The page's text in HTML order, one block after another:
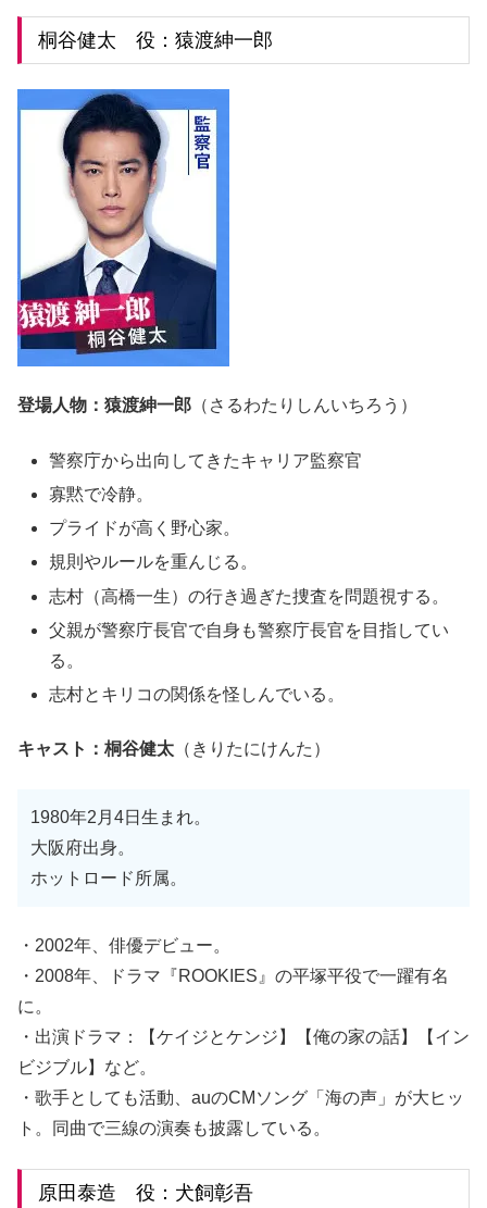
桐谷健太 役：猿渡紳一郎
登場人物：猿渡紳一郎 （さるわたりしんいちろう）
警察庁から出向してきたキャリア監察官
寡黙で冷静。
プライドが高く野心家。
規則やルールを重んじる。
志村（高橋一生）の行き過ぎた捜査を問題視する。
父親が警察庁長官で自身も警察庁長官を目指してい
る。
志村とキリコの関係を怪しんでいる。
キャスト：桐谷健太 （きりたにけんた）
1980年2月4日生まれ。
大阪府出身。
ホットロード所属。
・2002年、俳優デビュー。
・2008年、ドラマ『ROOKIES』の平塚平役で一躍有名
に。
・出演ドラマ：【ケイジとケンジ】【俺の家の話】【イン
ビジブル】など。
・歌手としても活動、auのCMソング「海の声」が大ヒッ
ト。同曲で三線の演奏も披露している。
原田泰造 役：犬飼彰吾